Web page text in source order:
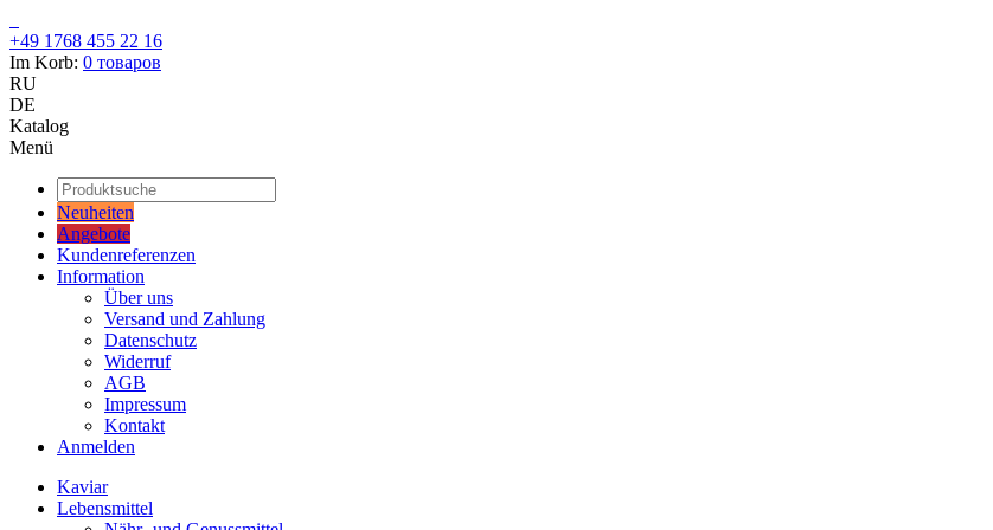
+49 1768 455 22 16
Im Korb: 0 товаров
RU
DE
Katalog
Menü
Neuheiten
Angebote
Kundenreferenzen
Information
Über uns
Versand und Zahlung
Datenschutz
Widerruf
AGB
Impressum
Kontakt
Anmelden
Kaviar
Lebensmittel